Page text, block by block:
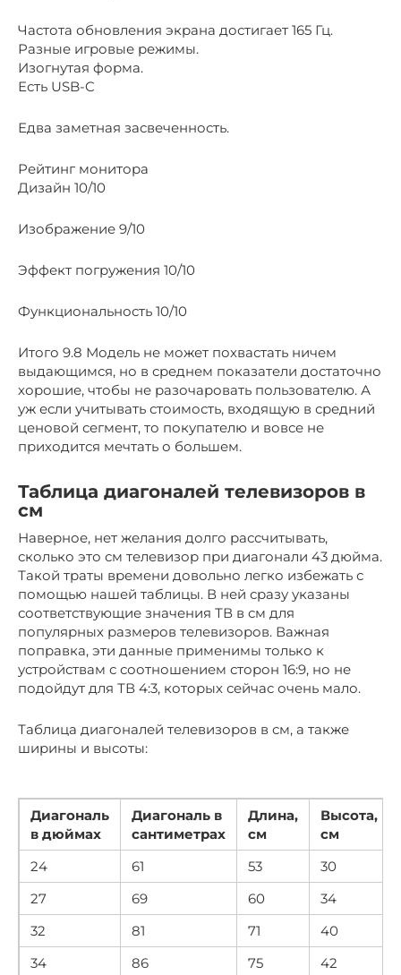
Частота обновления экрана достигает 165 Гц.
Разные игровые режимы.
Изогнутая форма.
Есть USB-C
Едва заметная засвеченность.
Рейтинг монитора
Дизайн 10/10
Изображение 9/10
Эффект погружения 10/10
Функциональность 10/10
Итого 9.8 Модель не может похвастать ничем
выдающимся, но в среднем показатели достаточно
хорошие, чтобы не разочаровать пользователю. А
уж если учитывать стоимость, входящую в средний
ценовой сегмент, то покупателю и вовсе не
приходится мечтать о большем.
Таблица диагоналей телевизоров в
см
Наверное, нет желания долго рассчитывать,
сколько это см телевизор при диагонали 43 дюйма.
Такой траты времени довольно легко избежать с
помощью нашей таблицы. В ней сразу указаны
соответствующие значения ТВ в см для
популярных размеров телевизоров. Важная
поправка, эти данные применимы только к
устройствам с соотношением сторон 16:9, но не
подойдут для ТВ 4:3, которых сейчас очень мало.
Таблица диагоналей телевизоров в см, а также
ширины и высоты:
Диагональ
в дюймах
Диагональ в
сантиметрах
Длина,
см
Высота,
см
24
61 53
30
27
69 60
34
32
81 71
40
34
86 75
42